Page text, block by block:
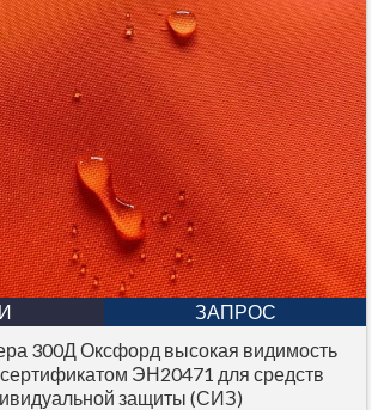
ЗАПРОС
300Д Оксфорд высокая видимость
ЭН20471 для средств
защиты (СИЗ)